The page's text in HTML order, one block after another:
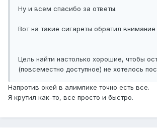
Ну и всем спасибо за ответы.
Вот на такие сигареты обратил
Цель найти настолько хорошие, чтобы
(повсеместно доступное) не хотелось
Напротив окей в алимпике точно есть все.
Я крутил как-то, все просто и быстро.